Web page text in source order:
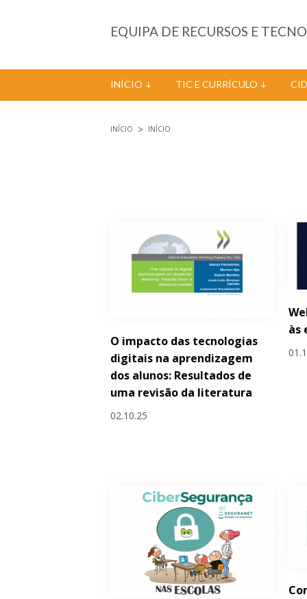
EQUIPA DE RECURSOS E
INÍCIO TIC E CURRÍCULO
INÍCIO INÍCIO
O impacto das tecnologias
digitais na aprendizagem
dos alunos: Resultados de
uma revisão da literatura
02.10.25
às
Páginas